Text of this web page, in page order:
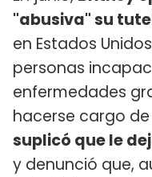
"abusiva" su
en Estados
personas
enfermedades
hacerse cargo de
suplicó que le
y denunció que,